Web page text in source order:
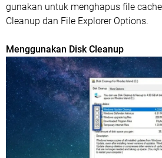
gunakan untuk menghapus file
Cleanup dan File Explorer Options.
Menggunakan Disk Cleanup